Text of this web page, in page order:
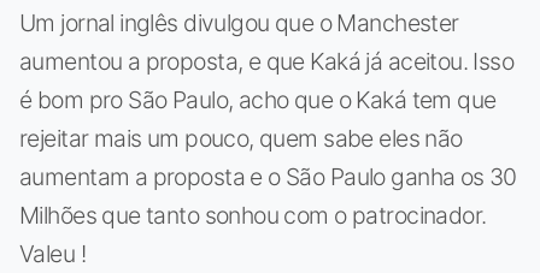
Um jornal inglês divulgou que o Manchester
aumentou a proposta, e que Kaká já aceitou. Isso
é bom pro São Paulo, acho que o Kaká tem que
rejeitar mais um pouco, quem sabe eles não
aumentam a proposta e o São Paulo ganha os 30
Milhões que tanto sonhou com o patrocinador.
Valeu !